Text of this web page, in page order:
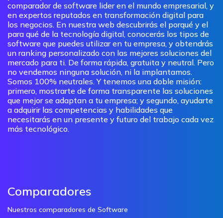
comparador de software lider en el mundo empresarial, y
en expertos reputados en transformación digital para
los negocios. En nuestra web descubrirás el porqué y el
para qué de la tecnología digital, conocerás los tipos de
software que puedes utilizar en tu empresa, y obtendrás
un ranking personalizado con las mejores soluciones del
mercado para ti. De forma rápida, gratuita y neutral. Pero
no vendemos ninguna solución, ni la implantamos.
Somos 100% neutrales. Y tenemos una doble misión:
primero, mostrarte de forma transparente las soluciones
que mejor se adaptan a tu empresa; y segundo, ayudarte
a adquirir las competencias y habilidades que
necesitarás en un presente y futuro del trabajo cada vez
más tecnológico.
Comparadores
Nuestros comparadores de Software